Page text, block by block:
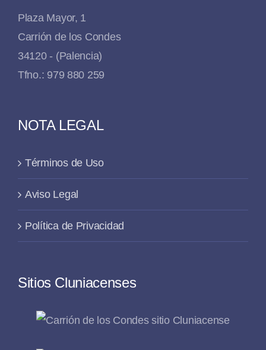
Plaza Mayor, 1
Carrión de los Condes
34120 - (Palencia)
Tfno.: 979 880 259
NOTA LEGAL
Términos de Uso
Aviso Legal
Política de Privacidad
Sitios Cluniacenses